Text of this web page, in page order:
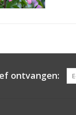
ontvangen: